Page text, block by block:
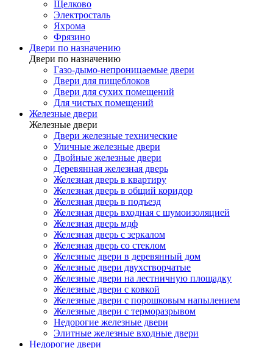
Щелково
Электросталь
Яхрома
Фрязино
Двери по назначению
Двери по назначению
Газо-дымо-непроницаемые двери
Двери для пищеблоков
Двери для сухих помещений
Для чистых помещений
Железные двери
Железные двери
Двери железные технические
Уличные железные двери
Двойные железные двери
Деревянная железная дверь
Железная дверь в квартиру
Железная дверь в общий коридор
Железная дверь в подъезд
Железная дверь входная с шумоизоляцией
Железная дверь мдф
Железная дверь с зеркалом
Железная дверь со стеклом
Железные двери в деревянный дом
Железные двери двухстворчатые
Железные двери на лестничную площадку
Железные двери с ковкой
Железные двери с порошковым напылением
Железные двери с терморазрывом
Недорогие железные двери
Элитные железные входные двери
Недорогие двери